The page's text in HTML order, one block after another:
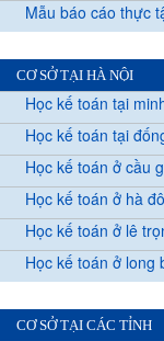
Mẫu báo cáo thực
CƠ SỞ TẠI HÀ NỘI
Học kế toán tại
Học kế toán tại
Học kế toán ở cầu
Học kế toán ở hà
Học kế toán ở lê
Học kế toán ở long
CƠ SỞ TẠI CÁC TỈNH